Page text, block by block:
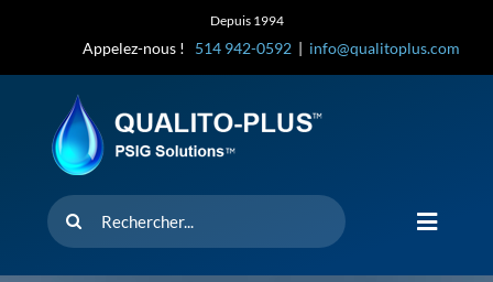
Depuis 1994
Appelez-nous ! 514 942-0592 | info@qualitoplus.com
Toggle
Rechercher